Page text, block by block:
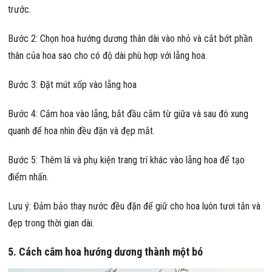
trước.
Bước 2: Chọn hoa hướng dương thân dài vào nhỏ và cắt bớt phần
thân của hoa sao cho có độ dài phù hợp với lẵng hoa.
Bước 3: Đặt mút xốp vào lẵng hoa
Bước 4: Cắm hoa vào lẵng, bắt đầu cắm từ giữa và sau đó xung
quanh để hoa nhìn đều đặn và đẹp mắt.
Bước 5: Thêm lá và phụ kiện trang trí khác vào lẵng hoa để tạo
điểm nhấn.
Lưu ý: Đảm bảo thay nước đều đặn để giữ cho hoa luôn tươi tắn và
đẹp trong thời gian dài.
5. Cách cắm hoa hướng dương thành một bó